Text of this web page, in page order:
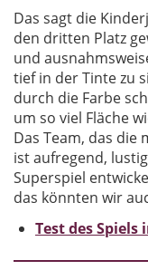
Das sagt die
den dritten Platz
und
tief in der Tinte zu
durch die Farbe
um so viel Fläche
Das Team, das die
ist aufregend,
Superspiel
das könnten wir
Test des Spiels